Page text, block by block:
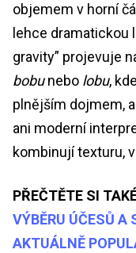
objemem v horní
lehce dramatickou
gravity” projevuje
bobunebo lobu,
plnějším dojmem,
ani moderní
kombinují texturu,
PŘEČTĚTE SI
VÝBĚRU ÚČESŮ A
AKTUÁLNĚ